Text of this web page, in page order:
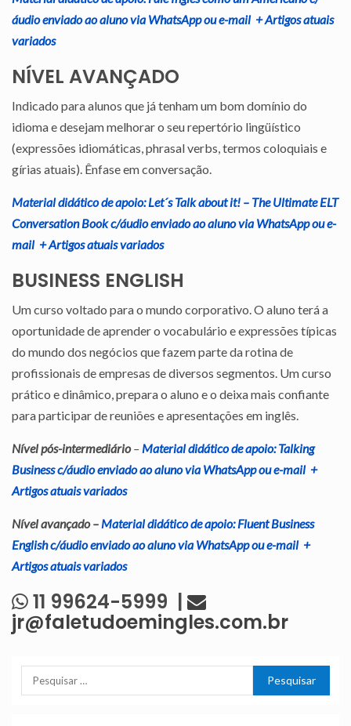
áudio enviado ao aluno via WhatsApp ou e-mail + Artigos atuais
variados
NÍVEL AVANÇADO
Indicado para alunos que já tenham um bom domínio do
idioma e desejam melhorar o seu repertório lingüístico
(expressões idiomáticas, phrasal verbs, termos coloquiais e
gírias atuais). Ênfase em conversação.
Material didático de apoio: Let´s Talk about it! – The Ultimate ELT
Conversation Book c/áudio enviado ao aluno via WhatsApp ou e-
mail + Artigos atuais variados
BUSINESS ENGLISH
Um curso voltado para o mundo corporativo. O aluno terá a
oportunidade de aprender o vocabulário e expressões típicas
do mundo dos negócios que fazem parte da rotina de
profissionais de empresas de diversos segmentos. Um curso
prático e dinâmico, prepara o aluno e o deixa mais confiante
para participar de reuniões e apresentações em inglês.
Nível pós-intermediário– Material didático de apoio: Talking
Business c/áudio enviado ao aluno via WhatsApp ou e-mail +
Artigos atuais variados
Nível avançado – Material didático de apoio: Fluent Business
English c/áudio enviado ao aluno via WhatsApp ou e-mail +
Artigos atuais variados
11 99624-5999 |
jr@faletudoemingles.com.br